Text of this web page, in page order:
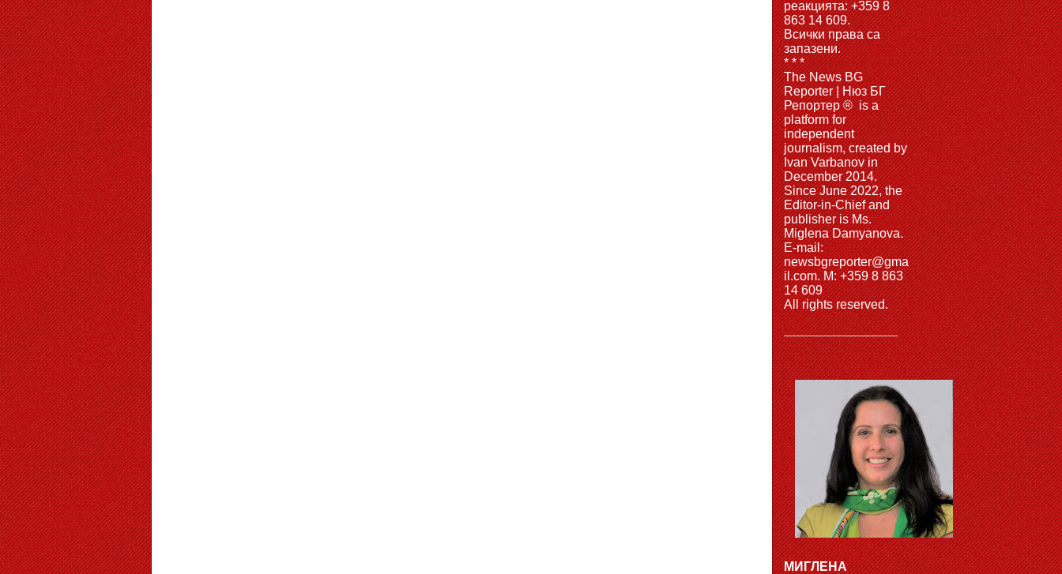
реакцията: +359 8
863 14 609.
Всички права са
запазени.
* * *
The News BG
Reporter | Нюз БГ
Репортер ® is a
platform for
independent
journalism, created by
Ivan Varbanov in
December 2014.
Since June 2022, the
Editor-in-Chief and
publisher is Ms.
Miglena Damyanova.
Е-mail:
newsbgreporter@gma
il.com. M: +359 8 863
14 609
All rights reserved.
МИГЛЕНА